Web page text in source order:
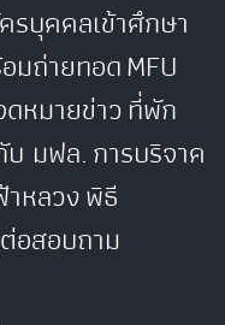
รบุคคลเข้าศึกษา
มถ่ายทอดMFU
ดหมายข่าวที่พัก
บ มฟล.การบริจาค
หลวงพิธี
อสอบถาม